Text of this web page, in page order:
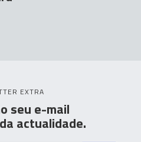
EXTRA
seu e-mail
actualidade.